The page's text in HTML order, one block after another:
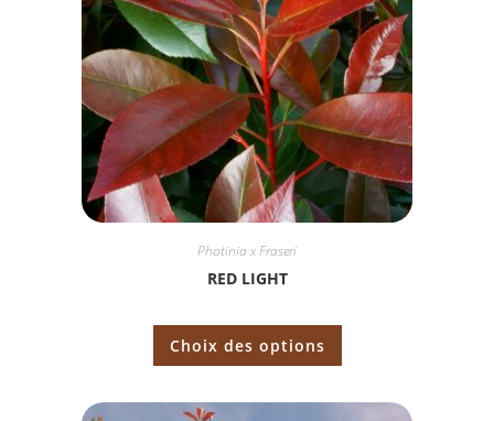
Photinia x Fraseri
RED LIGHT
Choix des options